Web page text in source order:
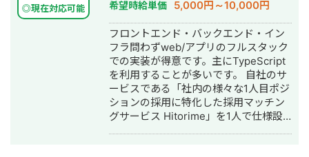
ブロガーが使用する無料のSEO最適化
されたテーマへ変更（オウンドメディ
アのデザインも自分でやったのでコス
トをめちゃくちゃ抑えられた） ・お役
立ち資料の制作とCVポイントの設置 ・
獲得したリードへの架電による商談獲
得 ▶️結果 契約してから3ヶ月ほどで下
記のような成果を出すことに成功しま
した。 ・人材系のリード獲得メディア
を200アクセス数で昨対200%成長 ・メ
を提供。 得意領域は①SEO対策
②MEO対策③リスティング広告の3
つ。 https://delta-web.co.jp/ 【実績】
・関西エリアの不用品回収会社様 ご依
頼内容：飛び込みで集客していたが、
WEBでの集客を始めたい 施策：まずは
すぐに結果のでるリスティング広告か
ら始めることを提案。 不用品回収業者
は悪質業者が多いことから、安心・安
全を訴求したLPを作成しリスティング
◎現在対応可能 希望時給単価 5,000円～10,000円
フロントエンド・バックエンド・イン
フラ問わずweb/アプリのフルスタック
での実装が得意です。主にTypeScript
を利用することが多いです。 自社のサ
ービスである「社内の様々な1人目ポジ
ションの採用に特化した採用マッチン
グサービス Hitorime」を1人で仕様設